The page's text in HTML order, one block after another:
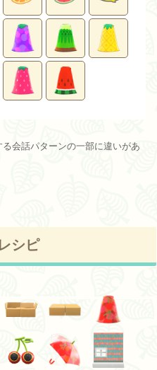
会話パターンの一部に違いがあ
シピ